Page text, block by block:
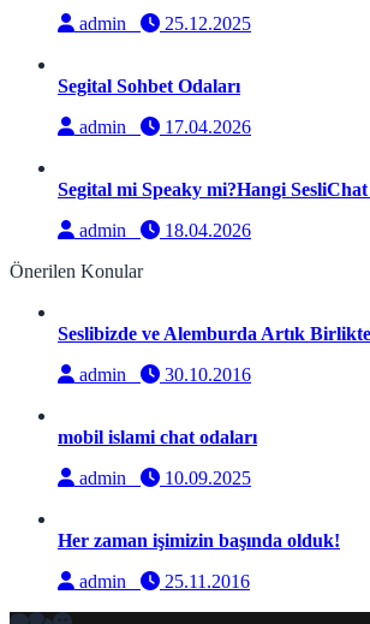
admin
25.12.2025
Segital Sohbet Odaları
admin
17.04.2026
Segital mi Speaky mi?Hangi
admin
18.04.2026
Önerilen Konular
Seslibizde ve Alemburda Artık Birlikte
admin
30.10.2016
mobil islami chat odaları
admin
10.09.2025
Her zaman işimizin başında olduk!
admin
25.11.2016